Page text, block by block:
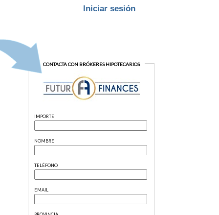
Iniciar sesión